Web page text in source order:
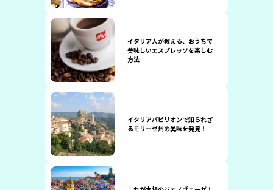
イタリア人が教える、おうちで
美味しいエスプレッソを楽しむ
方法
イタリアパビリオンで知られざ
るモリーゼ州の美味を発見！